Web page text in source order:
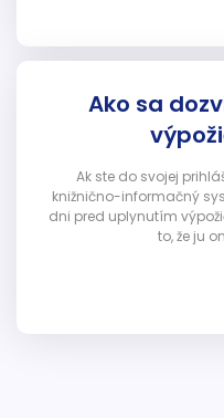
Ako sa
Ak ste do svojej
knižnično-informačný
dni pred uplynutím
to, že ju